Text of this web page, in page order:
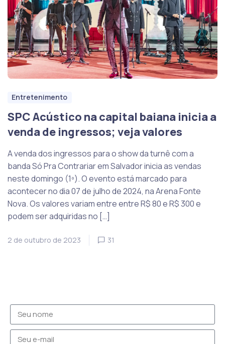
Entretenimento
SPC Acústico na capital baiana inicia a
venda de ingressos; veja valores
A venda dos ingressos para o show da turnê com a
banda Só Pra Contrariar em Salvador inicia as vendas
neste domingo (1º). O evento está marcado para
acontecer no dia 07 de julho de 2024, na Arena Fonte
Nova. Os valores variam entre entre R$ 80 e R$ 300 e
podem ser adquiridas no […]
2 de outubro de 2023 31